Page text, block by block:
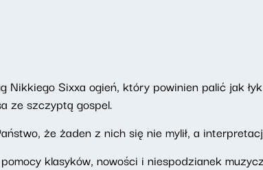
Sixxa ogień, który powinien palić jak łyk
ze szczyptą gospel.
że żaden z nich się nie mylił, a
klasyków, nowości i niespodzianek